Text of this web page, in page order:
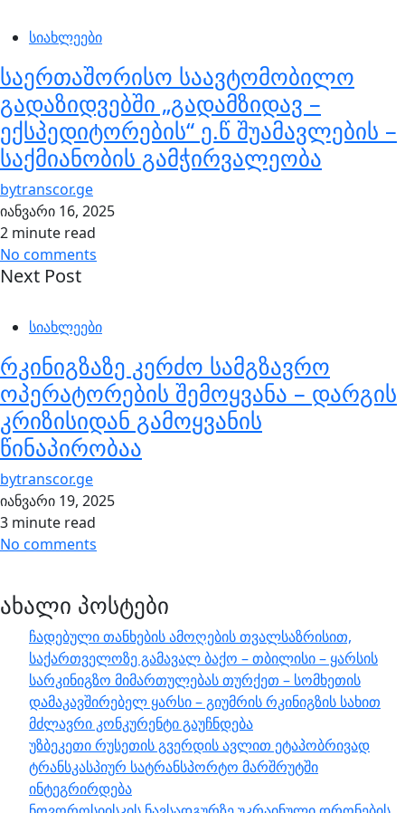
სიახლეები
საერთაშორისო საავტომობილო
გადაზიდვებში „გადამზიდავ –
ექსპედიტორების“ ე.წ შუამავლების –
საქმიანობის გამჭირვალეობა
bytranscor.ge
იანვარი 16, 2025
2 minute read
No comments
Next Post
სიახლეები
რკინიგზაზე კერძო სამგზავრო
ოპერატორების შემოყვანა – დარგის
კრიზისიდან გამოყვანის
წინაპირობაა
bytranscor.ge
იანვარი 19, 2025
3 minute read
No comments
ახალი პოსტები
ჩადებული თანხების ამოღების თვალსაზრისით,
საქართველოზე გამავალ ბაქო – თბილისი – ყარსის
სარკინიგზო მიმართულებას თურქეთ – სომხეთის
დამაკავშირებელ ყარსი – გიუმრის რკინიგზის სახით
მძლავრი კონკურენტი გაუჩნდება
უზბეკეთი რუსეთის გვერდის ავლით ეტაპობრივად
ტრანსკასპიურ სატრანსპორტო მარშრუტში
ინტეგრირდება